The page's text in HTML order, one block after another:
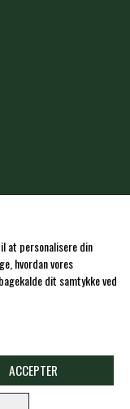
at personalisere din
hvordan vores
dit samtykke ved
ACCEPTER